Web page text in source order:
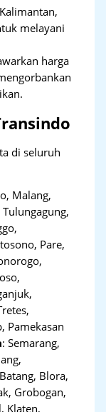
melayani
harga
di seluruh
Malang,
Pare,
Pamekasan
:Semarang,
Blora,
Grobogan,
Klaten,